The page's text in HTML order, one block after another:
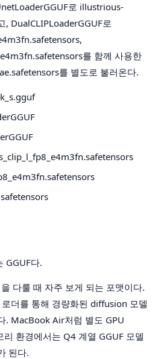
로 illustrious-
, DualCLIPLoaderGGUF로
를 함께 사용한
를 별도로 불러온다.
GGUF다.
다룰 때 자주 보게 되는 포맷이다.
더를 통해 경량화된 diffusion 모델
. MacBook Air처럼 별도 GPU
환경에서는 Q4 계열 GGUF 모델
된다.